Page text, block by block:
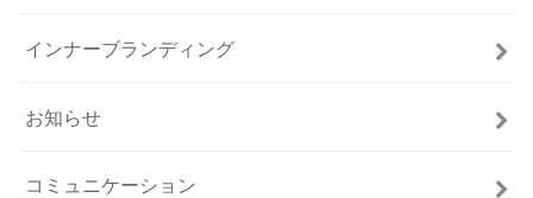
インナーブランディング
お知らせ
コミュニケーション